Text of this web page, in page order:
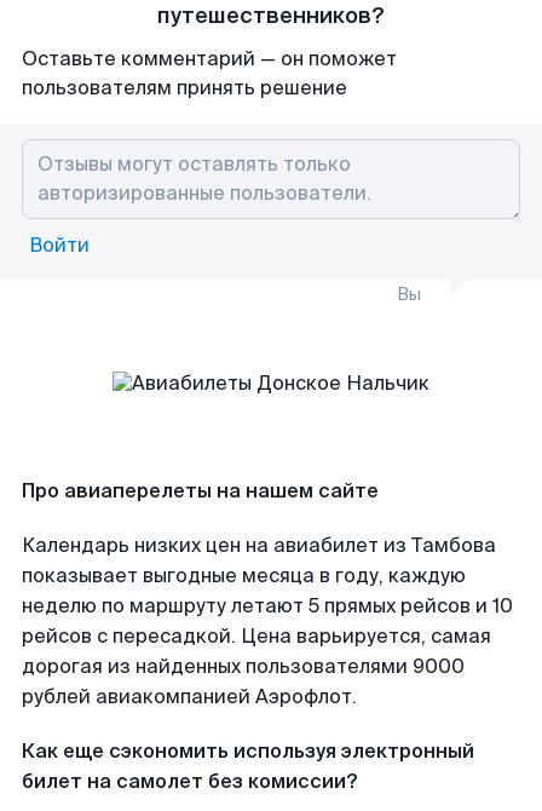
путешественников?
Оставьте комментарий — он поможет
пользователям принять решение
Войти
Вы
Про авиаперелеты на нашем сайте
Календарь низких цен на авиабилет из Тамбова
показывает выгодные месяца в году, каждую
неделю по маршруту летают 5 прямых рейсов и 10
рейсов с пересадкой. Цена варьируется, самая
дорогая из найденных пользователями 9000
рублей авиакомпанией Аэрофлот.
Как еще сэкономить используя электронный
билет на самолет без комиссии?